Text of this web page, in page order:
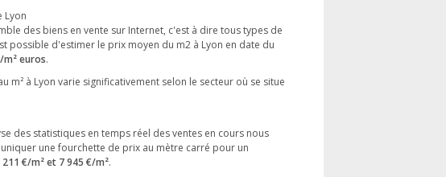
Lyon
des biens en vente sur Internet, c'est à dire tous types de
possible d'estimer le prix moyen du m2 à Lyon en date du
m² euros.
m² à Lyon varie significativement selon le secteur où se situe
des statistiques en temps réel des ventes en cours nous
une fourchette de prix au mètre carré pour un
211 €/m² et 7 945 €/m².